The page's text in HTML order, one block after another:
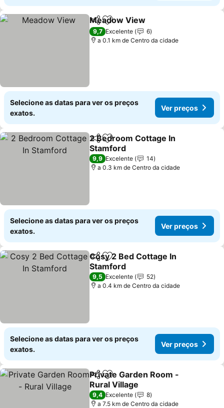
PartilharAdicionar aos favoritos
Meadow View
9,7 Excelente
6
a 0.1 km de Centro da cidade
Selecione as datas para ver os preços
exatos.
Ver preços
PartilharAdicionar aos favoritos
2 Bedroom Cottage In
Stamford
Ver preços
9,9 Excelente
14
a 0.3 km de Centro da cidade
Selecione as datas para ver os preços
exatos.
Ver preços
PartilharAdicionar aos favoritos
Cosy 2 Bed Cottage In
Stamford
Ver preços
9,5 Excelente
52
a 0.4 km de Centro da cidade
Selecione as datas para ver os preços
exatos.
Ver preços
PartilharAdicionar aos favoritos
Private Garden Room -
Rural Village
Ver preços
9,4 Excelente
8
a 7.5 km de Centro da cidade